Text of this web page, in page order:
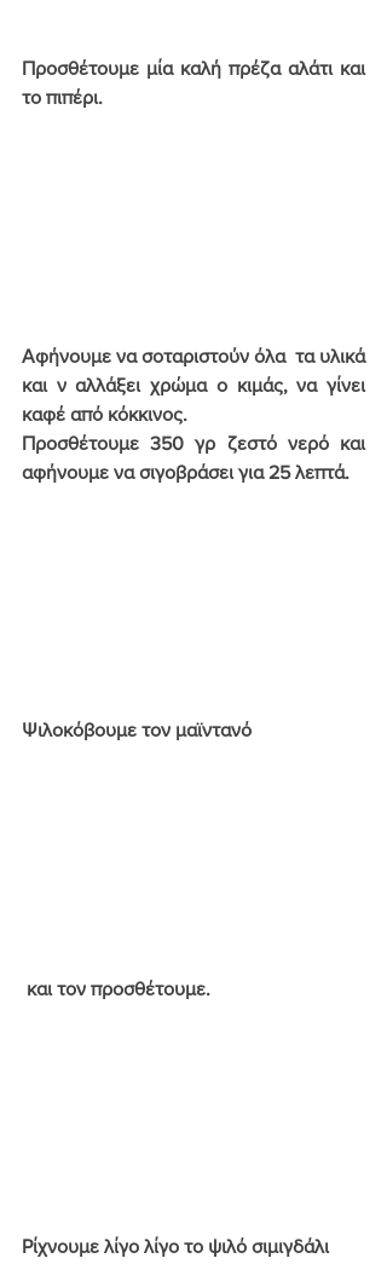
Προσθέτουμε μία καλή πρέζα αλάτι και
το πιπέρι.
Αφήνουμε να σοταριστούν όλα  τα υλικά
και ν αλλάξει χρώμα ο κιμάς, να γίνει
καφέ από κόκκινος.
Προσθέτουμε 350 γρ ζεστό νερό και
αφήνουμε να σιγοβράσει για 25 λεπτά.
Ψιλοκόβουμε τον μαϊντανό
και τον προσθέτουμε.
Ρίχνουμε λίγο λίγο το ψιλό σιμιγδάλι